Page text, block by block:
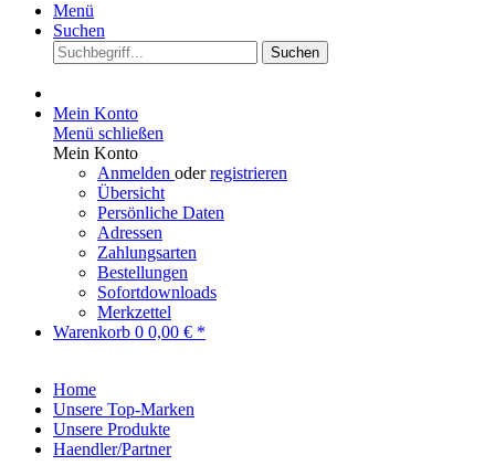
Menü
Suchen
Suchen
Mein Konto
Menü schließen
Mein Konto
Anmelden oderregistrieren
Übersicht
Persönliche Daten
Adressen
Zahlungsarten
Bestellungen
Sofortdownloads
Merkzettel
Warenkorb 0 0,00 € *
Home
Unsere Top-Marken
Unsere Produkte
Haendler/Partner